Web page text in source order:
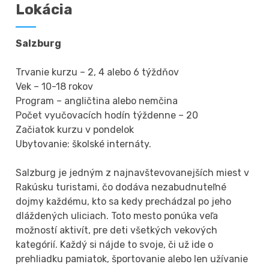
Lokácia
Salzburg
Trvanie kurzu – 2, 4 alebo 6 týždňov
Vek – 10-18 rokov
Program – angličtina alebo nemčina
Počet vyučovacích hodín týždenne – 20
Začiatok kurzu v pondelok
Ubytovanie: školské internáty.
Salzburg je jedným z najnavštevovanejších miest v
Rakúsku turistami, čo dodáva nezabudnuteľné
dojmy každému, kto sa kedy prechádzal po jeho
dláždených uliciach. Toto mesto ponúka veľa
možností aktivít, pre deti všetkých vekových
kategórií. Každý si nájde to svoje, či už ide o
prehliadku pamiatok, športovanie alebo len užívanie